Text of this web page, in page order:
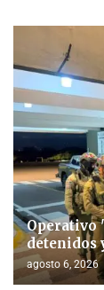
Operativo
detenidos
agosto 6, 2026